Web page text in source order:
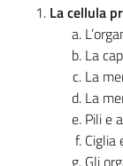
La cellula
La
La
La
Pili e
Gli